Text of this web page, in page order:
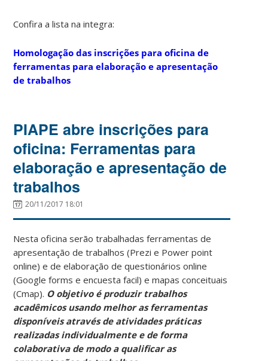
Confira a lista na integra:
Homologação das inscrições para oficina de
ferramentas para elaboração e apresentação
de trabalhos
PIAPE abre inscrições para
oficina: Ferramentas para
elaboração e apresentação de
trabalhos
20/11/2017 18:01
Nesta oficina serão trabalhadas ferramentas de
apresentação de trabalhos (Prezi e Power point
online) e de elaboração de questionários online
(Google forms e encuesta facil) e mapas conceituais
(Cmap). O objetivo é produzir trabalhos
acadêmicos usando melhor as ferramentas
disponíveis através de atividades práticas
realizadas individualmente e de forma
colaborativa de modo a qualificar as